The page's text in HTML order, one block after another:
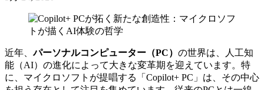
近年、パーソナルコンピューター（PC） の世界は、人工知
能（AI）の進化によって大きな変革期を迎えています。特
に、マイクロソフトが提唱する「Copilot+ PC」は、その中心